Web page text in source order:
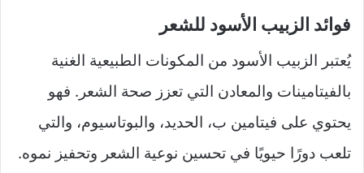
فوائد الزبيب الأسود للشعر
يُعتبر الزبيب الأسود من المكونات الطبيعية الغنية
بالفيتامينات والمعادن التي تعزز صحة الشعر. فهو
يحتوي على فيتامين ب، الحديد، والبوتاسيوم، والتي
تلعب دورًا حيويًا في تحسين نوعية الشعر وتحفيز نموه.